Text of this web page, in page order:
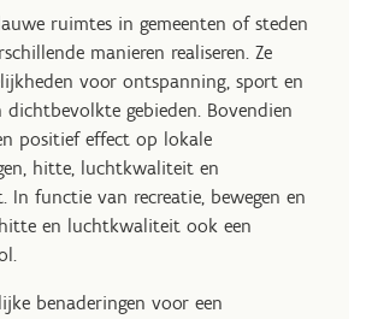
ruimtes in gemeenten of steden
manieren realiseren. Ze
voor ontspanning, sport en
dichtbevolkte gebieden. Bovendien
positief effect op lokale
hitte, luchtkwaliteit en
In functie van recreatie, bewegen en
en luchtkwaliteit ook een
benaderingen voor een